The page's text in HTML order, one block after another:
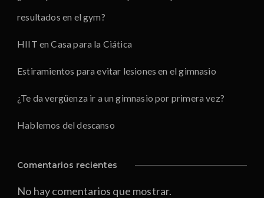
resultados en el gym?
HIIT en Casa para la Ciática
Estiramientos para evitar lesiones en el gimnasio
¿Te da vergüenza ir a un gimnasio por primera vez?
Hablemos del descanso
Comentarios recientes
No hay comentarios que mostrar.